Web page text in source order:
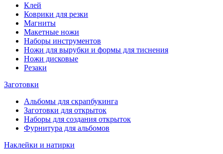
Клей
Коврики для резки
Магниты
Макетные ножи
Наборы инструментов
Ножи для вырубки и формы для тиснения
Ножи дисковые
Резаки
Заготовки
Альбомы для скрапбукинга
Заготовки для открыток
Наборы для создания открыток
Фурнитура для альбомов
Наклейки и натирки